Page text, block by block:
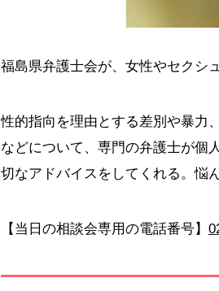
福島県弁護士会が、女性やセクシ
性的指向を理由とする差別や暴力
などについて、専門の弁護士が個
切なアドバイスをしてくれる。悩
【当日の相談会専用の電話番号】